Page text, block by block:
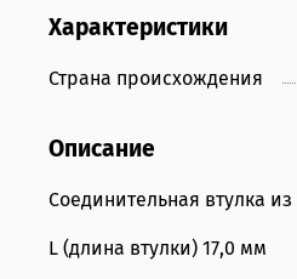
Характеристики
Страна происхождения
Описание
Соединительная втулка
L (длина втулки) 17,0 мм